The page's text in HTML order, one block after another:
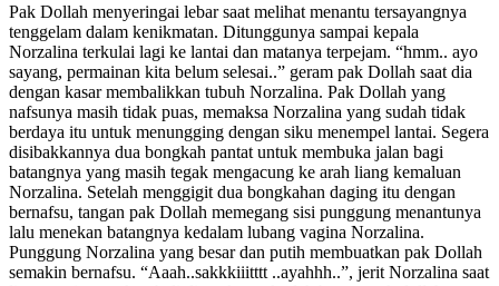
Pak Dollah menyeringai lebar saat melihat menantu tersayangnya
tenggelam dalam kenikmatan. Ditunggunya sampai kepala
Norzalina terkulai lagi ke lantai dan matanya terpejam. “hmm.. ayo
sayang, permainan kita belum selesai..” geram pak Dollah saat dia
dengan kasar membalikkan tubuh Norzalina. Pak Dollah yang
nafsunya masih tidak puas, memaksa Norzalina yang sudah tidak
berdaya itu untuk menungging dengan siku menempel lantai. Segera
disibakkannya dua bongkah pantat untuk membuka jalan bagi
batangnya yang masih tegak mengacung ke arah liang kemaluan
Norzalina. Setelah menggigit dua bongkahan daging itu dengan
bernafsu, tangan pak Dollah memegang sisi punggung menantunya
lalu menekan batangnya kedalam lubang vagina Norzalina.
Punggung Norzalina yang besar dan putih membuatkan pak Dollah
semakin bernafsu. “Aaah..sakkkiiitttt ..ayahhh..”, jerit Norzalina saat